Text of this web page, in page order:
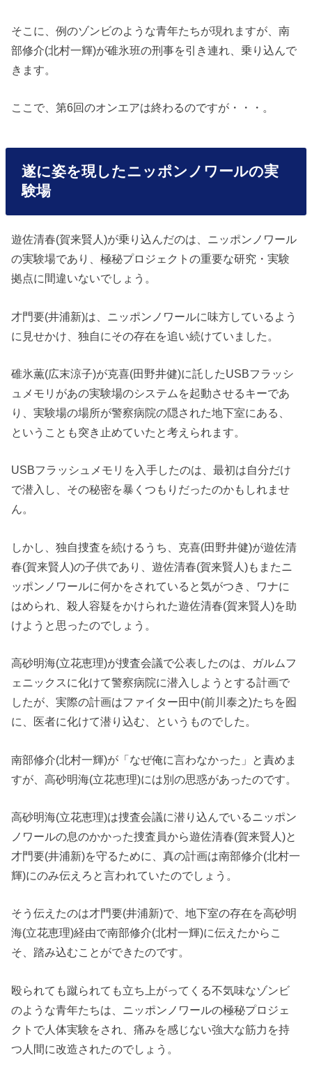
そこに、例のゾンビのような青年たちが現れますが、南
部修介(北村一輝)が碓氷班の刑事を引き連れ、乗り込んで
きます。
ここで、第6回のオンエアは終わるのですが・・・。
遂に姿を現したニッポンノワールの実
験場
遊佐清春(賀来賢人)が乗り込んだのは、ニッポンノワール
の実験場であり、極秘プロジェクトの重要な研究・実験
拠点に間違いないでしょう。
才門要(井浦新)は、ニッポンノワールに味方しているよう
に見せかけ、独自にその存在を追い続けていました。
碓氷薫(広末涼子)が克喜(田野井健)に託したUSBフラッシ
ュメモリがあの実験場のシステムを起動させるキーであ
り、実験場の場所が警察病院の隠された地下室にある、
ということも突き止めていたと考えられます。
USBフラッシュメモリを入手したのは、最初は自分だけ
で潜入し、その秘密を暴くつもりだったのかもしれませ
ん。
しかし、独自捜査を続けるうち、克喜(田野井健)が遊佐清
春(賀来賢人)の子供であり、遊佐清春(賀来賢人)もまたニ
ッポンノワールに何かをされていると気がつき、ワナに
はめられ、殺人容疑をかけられた遊佐清春(賀来賢人)を助
けようと思ったのでしょう。
高砂明海(立花恵理)が捜査会議で公表したのは、ガルムフ
ェニックスに化けて警察病院に潜入しようとする計画で
したが、実際の計画はファイター田中(前川泰之)たちを囮
に、医者に化けて潜り込む、というものでした。
南部修介(北村一輝)が「なぜ俺に言わなかった」と責めま
すが、高砂明海(立花恵理)には別の思惑があったのです。
高砂明海(立花恵理)は捜査会議に潜り込んでいるニッポン
ノワールの息のかかった捜査員から遊佐清春(賀来賢人)と
才門要(井浦新)を守るために、真の計画は南部修介(北村一
輝)にのみ伝えろと言われていたのでしょう。
そう伝えたのは才門要(井浦新)で、地下室の存在を高砂明
海(立花恵理)経由で南部修介(北村一輝)に伝えたからこ
そ、踏み込むことができたのです。
殴られても蹴られても立ち上がってくる不気味なゾンビ
のような青年たちは、ニッポンノワールの極秘プロジェ
クトで人体実験をされ、痛みを感じない強大な筋力を持
つ人間に改造されたのでしょう。